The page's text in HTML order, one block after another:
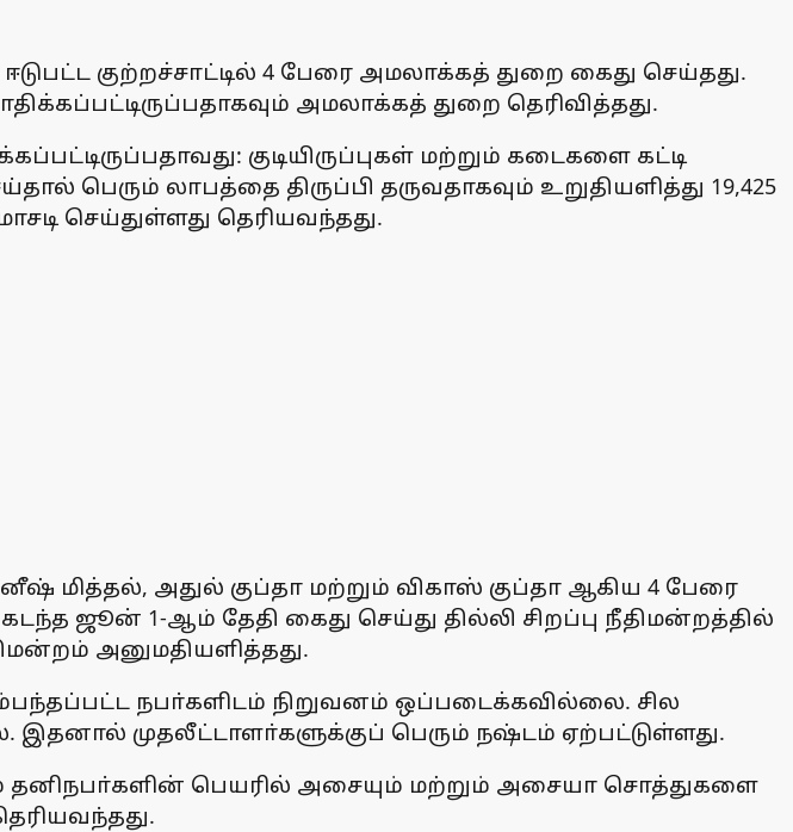
குற்றச்சாட்டில் 4 பேரை அமலாக்கத் துறை கைது செய்தது.
அமலாக்கத் துறை தெரிவித்தது.
குடியிருப்புகள் மற்றும் கடைகளை கட்டி
லாபத்தை திருப்பி தருவதாகவும் உறுதியளித்து 19,425
செய்துள்ளது தெரியவந்தது.
அதுல் குப்தா மற்றும் விகாஸ் குப்தா ஆகிய 4 பேரை
ஜூன் 1-ஆம் தேதி கைது செய்து தில்லி சிறப்பு நீதிமன்றத்தில்
அனுமதியளித்தது.
நபா்களிடம் நிறுவனம் ஒப்படைக்கவில்லை. சில
இதனால் முதலீட்டாளா்களுக்குப் பெரும் நஷ்டம் ஏற்பட்டுள்ளது.
தனிநபா்களின் பெயரில் அசையும் மற்றும் அசையா சொத்துகளை